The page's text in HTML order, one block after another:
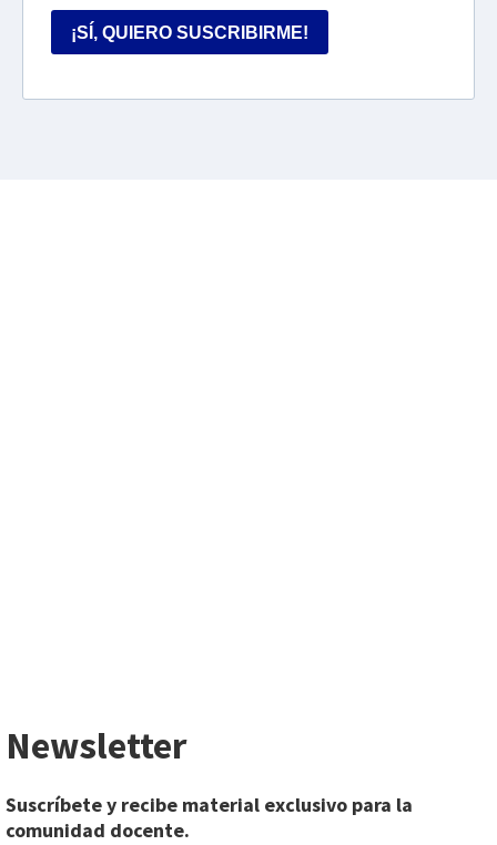
Newsletter
Suscríbete y recibe material exclusivo para la
comunidad docente.